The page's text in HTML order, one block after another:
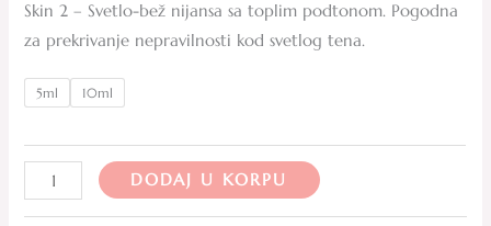
Skin 2 – Svetlo-bež nijansa sa toplim podtonom. Pogodna
za prekrivanje nepravilnosti kod svetlog tena.
5ml 10ml
DODAJ U KORPU